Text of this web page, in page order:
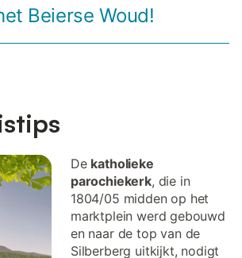
Beierse Woud!
De katholieke
parochiekerk, die in
1804/05 midden op het
marktplein werd gebouwd
en naar de top van de
Silberberg uitkijkt, nodigt